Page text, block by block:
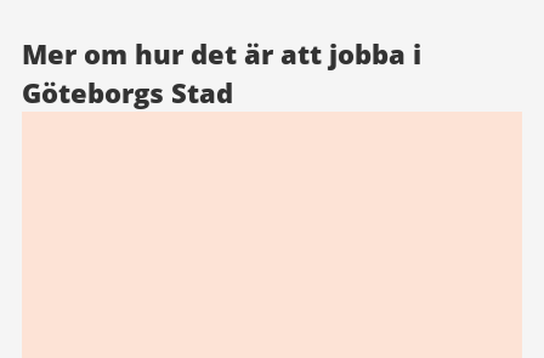
Mer om hur det är att jobba i
Göteborgs Stad